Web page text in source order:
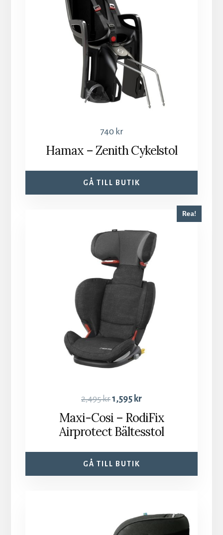
740 kr
Hamax – Zenith Cykelstol
GÅ TILL BUTIK
Rea!
2,495kr1,595 kr
Maxi-Cosi – RodiFix
Airprotect Bältesstol
GÅ TILL BUTIK